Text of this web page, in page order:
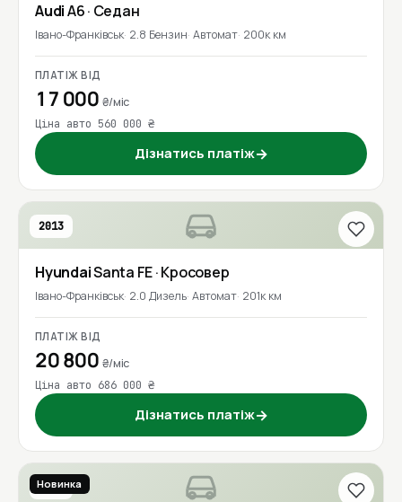
AudiA6· Седан
Івано-Франківськ 2.8 Бензин Автомат 200к км
ПЛАТІЖ ВІД
17 000 ₴/міс
Ціна авто 560 000 ₴
Дізнатись платіж→
2013
HyundaiSanta FE· Кросовер
Івано-Франківськ 2.0 Дизель Автомат 201к км
ПЛАТІЖ ВІД
20 800 ₴/міс
Ціна авто 686 000 ₴
Дізнатись платіж→
2021
Новинка